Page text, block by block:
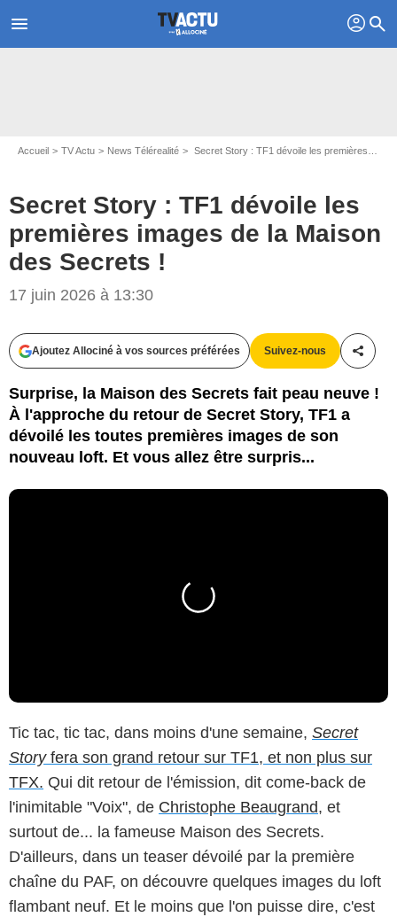
menu profil search
Accueil TV Actu News Télérealité Secret Story : TF1 dévoile les premières images de la Maison des Secrets !
Secret Story : TF1 dévoile les
premières images de la Maison
des Secrets !
17 juin 2026 à 13:30
Ajoutez Allociné à vos sources préférées Suivez-nous
Surprise, la Maison des Secrets fait peau neuve !
À l'approche du retour de Secret Story, TF1 a
dévoilé les toutes premières images de son
nouveau loft. Et vous allez être surpris...
Tic tac, tic tac, dans moins d'une semaine, Secret
Story fera son grand retour sur TF1, et non plus sur
TFX. Qui dit retour de l'émission, dit come-back de
l'inimitable "Voix", de Christophe Beaugrand, et
surtout de... la fameuse Maison des Secrets.
D'ailleurs, dans un teaser dévoilé par la première
chaîne du PAF, on découvre quelques images du loft
flambant neuf. Et le moins que l'on puisse dire, c'est